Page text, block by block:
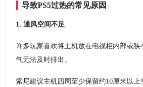
导致PS5过热的常见原因
1. 通风空间不足
许多玩家喜欢将主机放在电视柜内部或
气无法及时排出。
索尼建议主机四周至少保留约10厘米以